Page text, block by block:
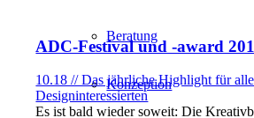
Beratung
Konzeption
ADC-Festival und -award
10.18 // Das jährliche Highlight für alle
Designinteressierten
Es ist bald wieder soweit: Die